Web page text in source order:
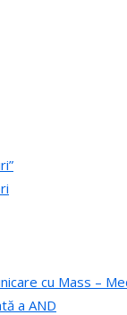
cu Mass –
a AND